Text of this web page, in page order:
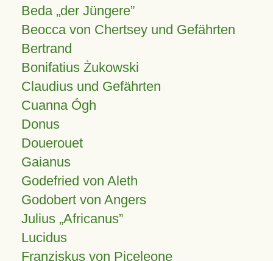
Beda „der Jüngere”
Beocca von Chertsey und Gefährten
Bertrand
Bonifatius Żukowski
Claudius und Gefährten
Cuanna Ógh
Donus
Douerouet
Gaianus
Godefried von Aleth
Godobert von Angers
Julius Africanus
Lucidus
Franziskus von Piceleone